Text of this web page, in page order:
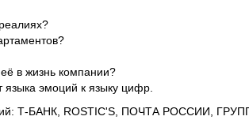
в жизнь компании?
языка эмоций к языку цифр.
Т-БАНК, ROSTIC'S, ПОЧТА РОССИИ,